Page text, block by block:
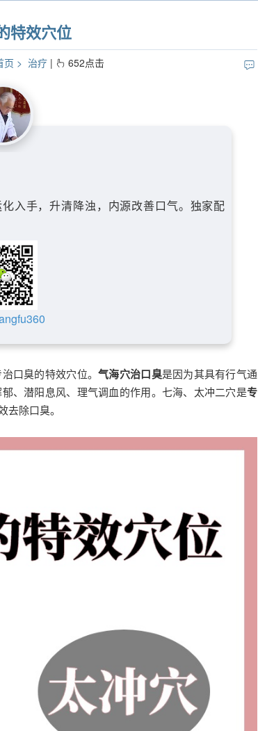
特效穴位
页 治疗 652点击
入手，升清降浊，内源改善口气。独家配
口臭的特效穴位。气海穴治口臭是因为其具有行气通
、潜阳息风、理气调血的作用。七海、太冲二穴是专
除口臭。